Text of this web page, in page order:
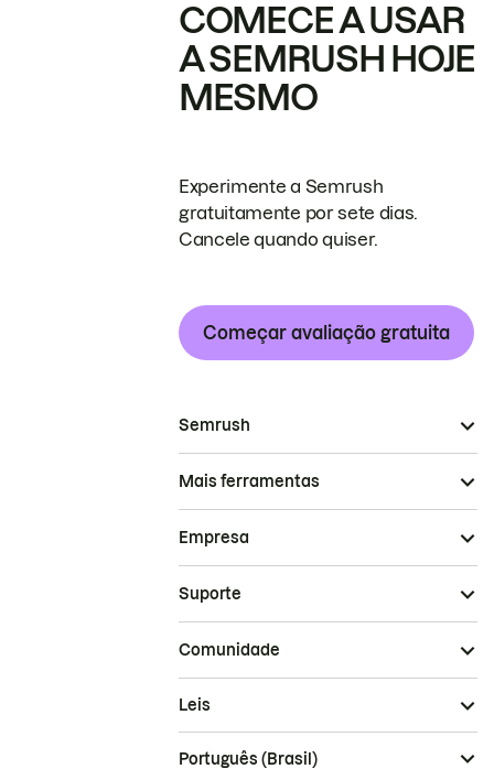
COMECE A USAR
A SEMRUSH HOJE
MESMO
Experimente a Semrush
gratuitamente por sete dias.
Cancele quando quiser.
Começar avaliação gratuita
Semrush
Mais ferramentas
Empresa
Suporte
Comunidade
Leis
Português (Brasil)